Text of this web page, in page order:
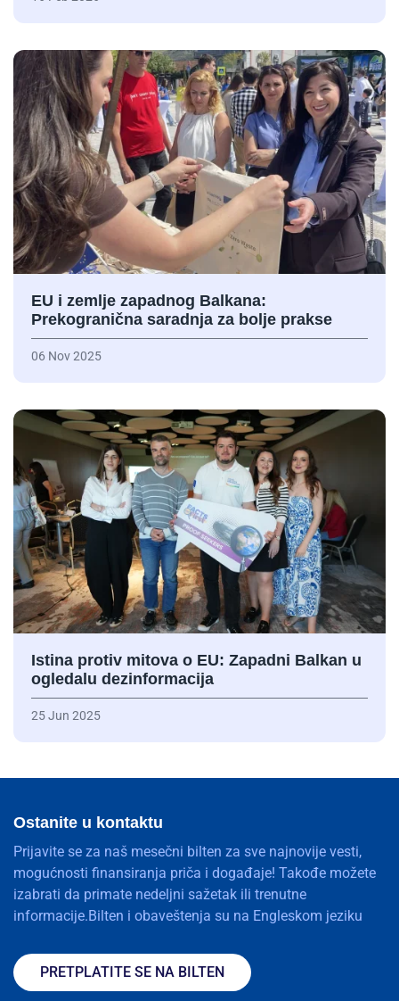
EU i zemlje zapadnog Balkana:
Prekogranična saradnja za bolje prakse
06 Nov 2025
Istina protiv mitova o EU: Zapadni Balkan u
ogledalu dezinformacija
25 Jun 2025
Ostanite u kontaktu
Prijavite se za naš mesečni bilten za sve najnovije vesti,
mogućnosti finansiranja priča i događaje! Takođe možete
izabrati da primate nedeljni sažetak ili trenutne
informacije.Bilten i obaveštenja su na Engleskom jeziku
PRETPLATITE SE NA BILTEN